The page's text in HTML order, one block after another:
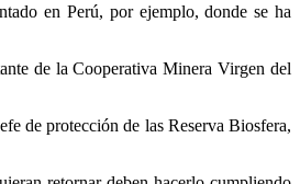
en Perú, por ejemplo, donde se ha
de la Cooperativa Minera Virgen del
de protección de las Reserva Biosfera,